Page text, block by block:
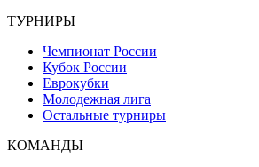
ТУРНИРЫ
Чемпионат России
Кубок России
Еврокубки
Молодежная лига
Остальные турниры
КОМАНДЫ